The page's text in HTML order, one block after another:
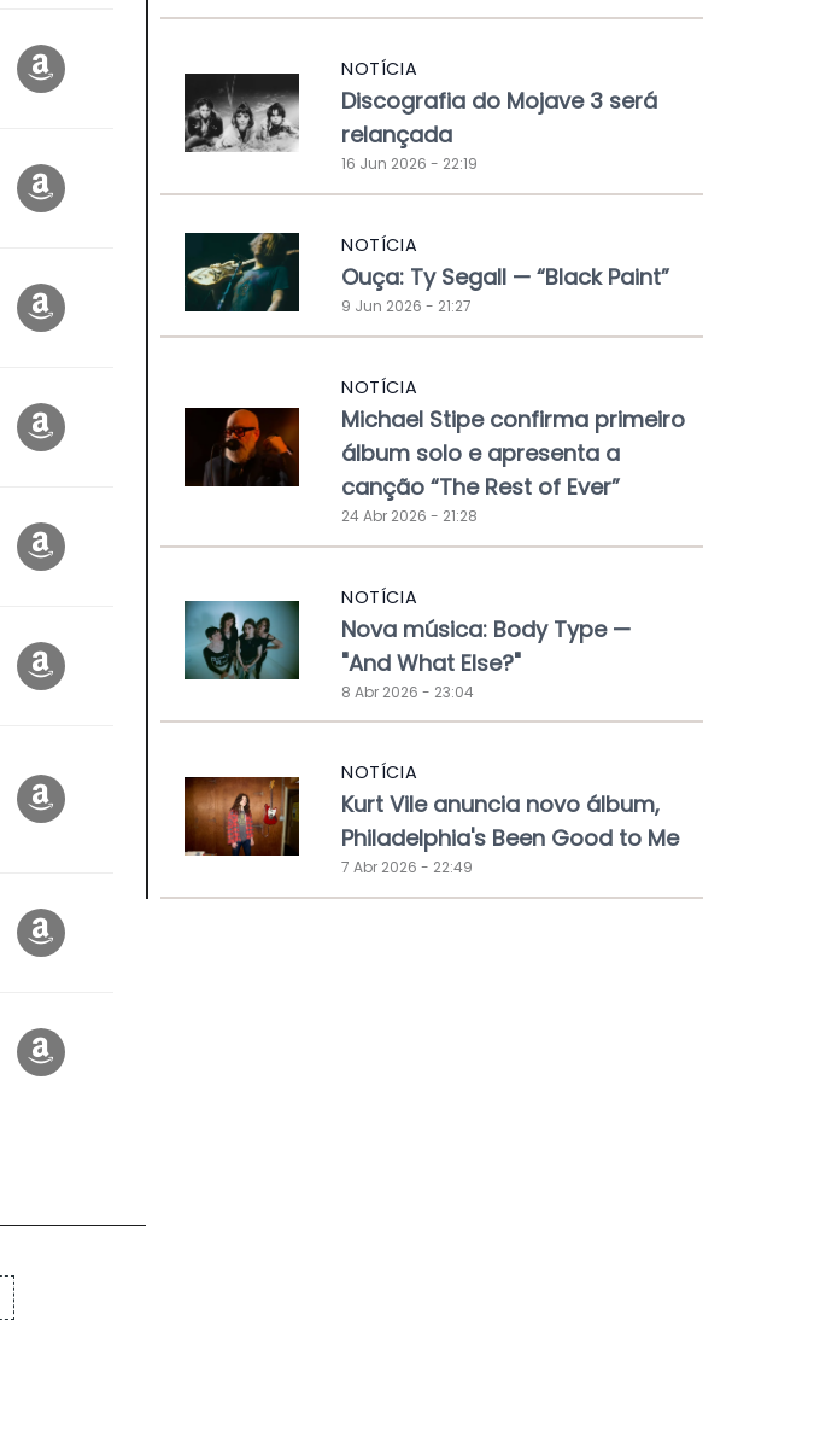
NOTÍCIA
Discografia do Mojave 3 será
relançada
16 Jun 2026 - 22:19
NOTÍCIA
Ouça: Ty Segall — “Black Paint”
9 Jun 2026 - 21:27
NOTÍCIA
Michael Stipe confirma primeiro
álbum solo e apresenta a
canção “The Rest of Ever”
24 Abr 2026 - 21:28
NOTÍCIA
Nova música: Body Type —
"And What Else?"
8 Abr 2026 - 23:04
NOTÍCIA
Kurt Vile anuncia novo álbum,
Philadelphia's Been Good to Me
7 Abr 2026 - 22:49